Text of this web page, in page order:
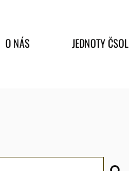
O NÁS JEDNOTY ČSOL